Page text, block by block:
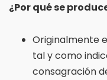
¿Por qué se
Originalmente
tal y como
consagración